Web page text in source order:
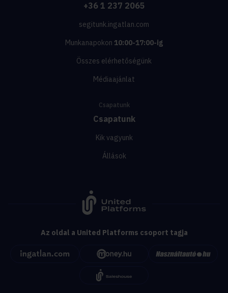
+36 1 237 2065
segitunk.ingatlan.com
Munkanapokon 10:00-17:00-ig
Összes elérhetőségünk
Médiaajánlat
Csapatunk
Csapatunk
Kik vagyunk
Állások
Az oldal a United Platforms csoport tagja